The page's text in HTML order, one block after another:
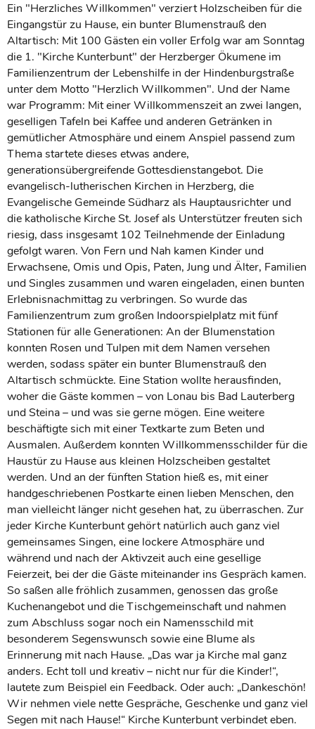
Ein "Herzliches Willkommen" verziert Holzscheiben für die
Eingangstür zu Hause, ein bunter Blumenstrauß den
Altartisch: Mit 100 Gästen ein voller Erfolg war am Sonntag
die 1. "Kirche Kunterbunt" der Herzberger Ökumene im
Familienzentrum der Lebenshilfe in der Hindenburgstraße
unter dem Motto "Herzlich Willkommen". Und der Name
war Programm: Mit einer Willkommenszeit an zwei langen,
geselligen Tafeln bei Kaffee und anderen Getränken in
gemütlicher Atmosphäre und einem Anspiel passend zum
Thema startete dieses etwas andere,
generationsübergreifende Gottesdienstangebot. Die
evangelisch-lutherischen Kirchen in Herzberg, die
Evangelische Gemeinde Südharz als Hauptausrichter und
die katholische Kirche St. Josef als Unterstützer freuten sich
riesig, dass insgesamt 102 Teilnehmende der Einladung
gefolgt waren. Von Fern und Nah kamen Kinder und
Erwachsene, Omis und Opis, Paten, Jung und Älter, Familien
und Singles zusammen und waren eingeladen, einen bunten
Erlebnisnachmittag zu verbringen. So wurde das
Familienzentrum zum großen Indoorspielplatz mit fünf
Stationen für alle Generationen: An der Blumenstation
konnten Rosen und Tulpen mit dem Namen versehen
werden, sodass später ein bunter Blumenstrauß den
Altartisch schmückte. Eine Station wollte herausfinden,
woher die Gäste kommen – von Lonau bis Bad Lauterberg
und Steina – und was sie gerne mögen. Eine weitere
beschäftigte sich mit einer Textkarte zum Beten und
Ausmalen. Außerdem konnten Willkommensschilder für die
Haustür zu Hause aus kleinen Holzscheiben gestaltet
werden. Und an der fünften Station hieß es, mit einer
handgeschriebenen Postkarte einen lieben Menschen, den
man vielleicht länger nicht gesehen hat, zu überraschen. Zur
jeder Kirche Kunterbunt gehört natürlich auch ganz viel
gemeinsames Singen, eine lockere Atmosphäre und
während und nach der Aktivzeit auch eine gesellige
Feierzeit, bei der die Gäste miteinander ins Gespräch kamen.
So saßen alle fröhlich zusammen, genossen das große
Kuchenangebot und die Tischgemeinschaft und nahmen
zum Abschluss sogar noch ein Namensschild mit
besonderem Segenswunsch sowie eine Blume als
Erinnerung mit nach Hause. „Das war ja Kirche mal ganz
anders. Echt toll und kreativ – nicht nur für die Kinder!“,
lautete zum Beispiel ein Feedback. Oder auch: „Dankeschön!
Wir nehmen viele nette Gespräche, Geschenke und ganz viel
Segen mit nach Hause!“ Kirche Kunterbunt verbindet eben.